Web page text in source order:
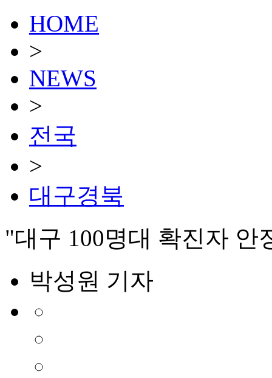
HOME
>
NEWS
>
전국
>
대구경북
"대구 100명대 확진자 안
박성원 기자